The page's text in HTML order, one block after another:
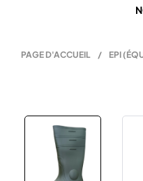
PAGE D'ACCUEIL / EPI